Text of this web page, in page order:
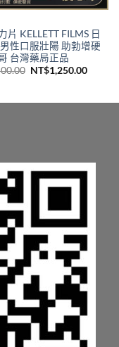
片 KELLETT FILMS 日
性口服壯陽 助勃增硬
台灣藥局正品
原
NT$1,500.00。
NT$1,250.00目